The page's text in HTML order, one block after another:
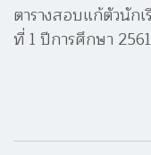
ตารางสอบแก้ตัวนัก
ที่ 1 ปีการศึกษา